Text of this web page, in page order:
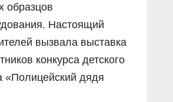
образцов
Настоящий
вызвала выставка
конкурса детского
«Полицейский дядя